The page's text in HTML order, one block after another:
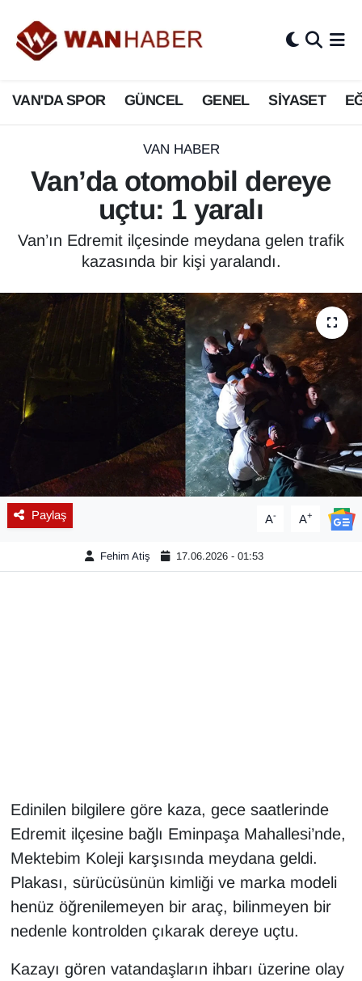
VAN'DA SPOR GÜNCEL GENEL SİYASET
VAN HABER
Van’da otomobil dereye
uçtu: 1 yaralı
Van’ın Edremit ilçesinde meydana gelen trafik
kazasında bir kişi yaralandı.
Paylaş A- A+
Fehim Atiş 17.06.2026 - 01:53
Edinilen bilgilere göre kaza, gece saatlerinde
Edremit ilçesine bağlı Eminpaşa Mahallesi’nde,
Mektebim Koleji karşısında meydana geldi.
Plakası, sürücüsünün kimliği ve marka modeli
henüz öğrenilemeyen bir araç, bilinmeyen bir
nedenle kontrolden çıkarak dereye uçtu.
Kazayı gören vatandaşların ihbarı üzerine olay
3.SAYFA
ASAYİŞ
BİLİM VE TEKNOLOJİ
Biyografi
Bölge Haberleri
ÇEVRE
Deprem
Dernekler, Odalar
EĞİTİM
EKONOMİ
Eleman
Haber
HABERDE İNSAN
İngilizce
Kadın
Kamu Alımları
Van Nöbetçi Eczaneler
Van Hava Durumu
Van Namaz Vakitleri
Van Trafik Yoğunluk Haritası
Süper Lig Puan Durumu ve Fikstür
Tüm Manşetler
Son Dakika Haberleri
Haber Arşivi